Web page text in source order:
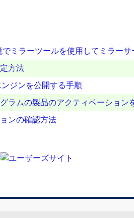
ミラーツールを使用してミラー
方法
ンジンを公開する手順
ラムの製品のアクティベーション
ンの確認方法